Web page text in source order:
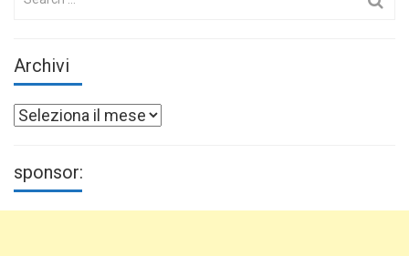
Archivi
Archivi
sponsor: